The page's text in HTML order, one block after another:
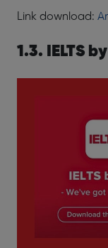
Link download:
1.3. IELTS